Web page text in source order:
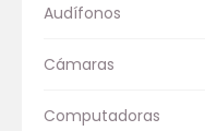
Audífonos
Cámaras
Computadoras